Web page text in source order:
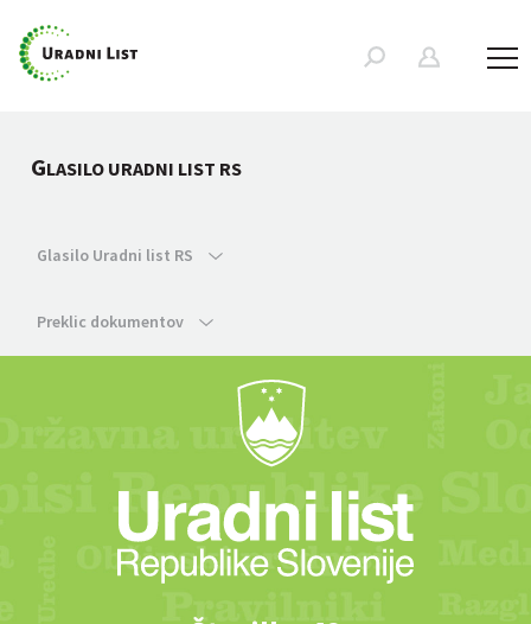
GLASILO URADNI LIST RS
Glasilo Uradni list RS
Preklic dokumentov